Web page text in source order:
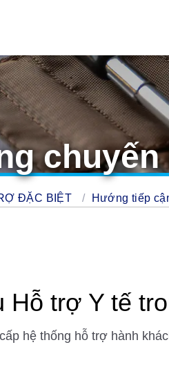
chuyến
ĐẶC BIỆT Hướng tiếp
Hỗ trợ Y tế
hệ thống hỗ trợ hành